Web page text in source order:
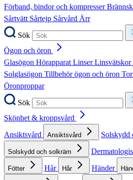
Förband, bindor och kompresser
Sårtvätt Sårtejp Sårvård Ärr
Sök
Ögon och öron
Glasögon HörapparatLinserLinsvätskor
Solglasögon Tillbehör ögon och öron
Öronproppar
Sök
Skönhet & kroppsvård
Ansiktsvård
Ansiktsvård Solskydd
Solskydd och solkräm
Fötter Hår Hår Händer